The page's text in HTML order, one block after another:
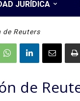
JURÍDICA
de Reuters
de